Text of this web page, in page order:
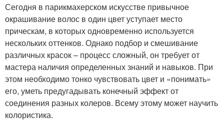
Сегодня в парикмахерском искусстве привычное
окрашивание волос в один цвет уступает место
прическам, в которых одновременно используется
нескольких оттенков. Однако подбор и смешивание
различных красок – процесс сложный, он требует от
мастера наличия определенных знаний и навыков. При
этом необходимо тонко чувствовать цвет и «понимать»
его, уметь предугадывать конечный эффект от
соединения разных колеров. Всему этому может научить
колористика.